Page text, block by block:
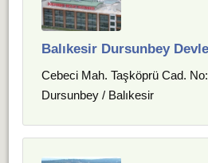
Balıkesir Dursunbey
Cebeci Mah. Taşköprü Cad.
Dursunbey / Balıkesir